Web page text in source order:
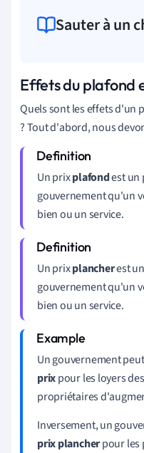
Sauter à un
Effets du plafond
Quels sont les effets d'un
? Tout d'abord, nous
Un prixplafondest un
gouvernement qu'un
bien ou un service.
Un prixplancherest
gouvernement qu'un
bien ou un service.
Un gouvernement
prixpour les loyers
propriétaires
Inversement, un
prix plancherpour les